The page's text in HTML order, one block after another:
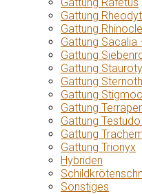
Gattung
Gattung
Gattung Sacalia
Gattung
Gattung
Gattung
Gattung
Gattung
Gattung
Gattung
Gattung Trionyx
Hybriden
Sonstiges